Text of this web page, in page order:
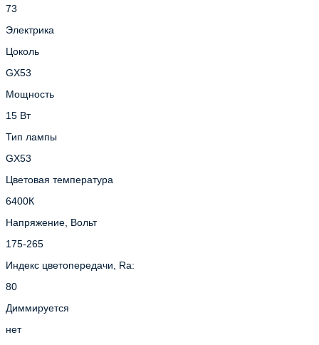
73
Электрика
Цоколь
GX53
Мощность
15 Вт
Тип лампы
GX53
Цветовая температура
6400К
Напряжение, Вольт
175-265
Индекс цветопередачи, Ra:
80
Диммируется
нет